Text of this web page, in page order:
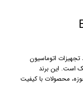
تجهیزات اتوماسیون
است. این برند
محصولات با کیفیت